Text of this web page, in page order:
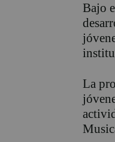
Bajo
La